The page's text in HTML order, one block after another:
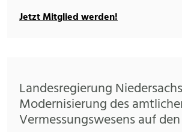
Jetzt Mitglied werden!
Landesregierung
Modernisierung des
Vermessungswesens auf